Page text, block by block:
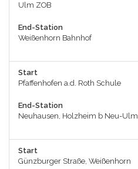
Ulm ZOB
End-Station
Weißenhorn Bahnhof
Start
Pfaffenhofen a.d. Roth Schule
End-Station
Neuhausen, Holzheim b Neu-Ulm
Start
Günzburger Straße, Weißenhorn